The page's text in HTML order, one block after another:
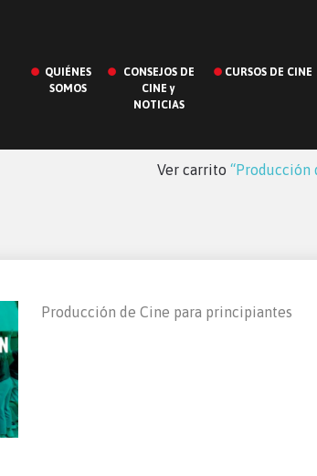
QUIÉNES
SOMOS
CONSEJOS DE
CINE y
NOTICIAS
CURSOS DE CINE
Ver carrito “Producción
Producción de Cine para principiantes